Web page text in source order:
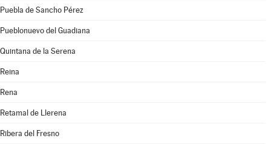
Puebla de Sancho Pérez
Pueblonuevo del Guadiana
Quintana de la Serena
Reina
Rena
Retamal de Llerena
Ribera del Fresno